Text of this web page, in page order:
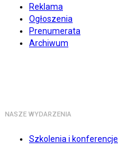
Reklama
Ogłoszenia
Prenumerata
Archiwum
NASZE WYDARZENIA
Szkolenia i konferencje